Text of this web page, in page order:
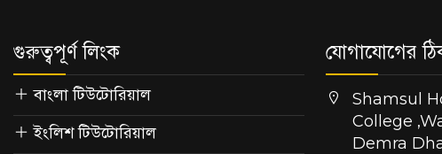
গুরুত্বপূর্ণ লিংক
বাংলা টিউটোরিয়াল
ইংলিশ টিউটোরিয়াল
যোগাযোগের
Shamsul
College
Demra